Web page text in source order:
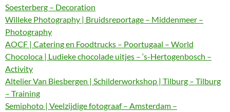
Soesterberg – Decoration
Willeke Photography | Bruidsreportage – Middenmeer –
Photography
AOCF | Catering en Foodtrucks – Poortugaal – World
Chocoloca | Ludieke chocolade uitjes – ‘s-Hertogenbosch –
Activity
Altelier Van Biesbergen | Schilderworkshop | Tilburg – Tilburg
– Training
Semiphoto | Veelzijdige fotograaf – Amsterdam –